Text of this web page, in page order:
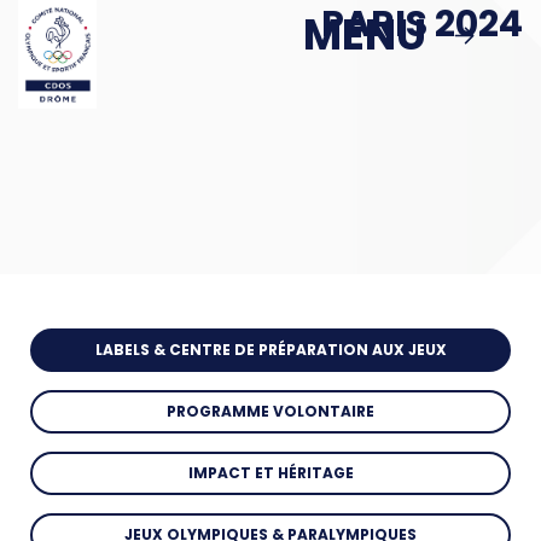
Passer au contenu principalMENU
> Le Sport en Face : Épisode 1
Politique Publique & Haut Niveau
Éducation & Citoyenneté
Sport & Santé
MENU
PARIS 2024
LABELS & CENTRE DE PRÉPARATION AUX JEUX
PROGRAMME VOLONTAIRE
IMPACT ET HÉRITAGE
JEUX OLYMPIQUES & PARALYMPIQUES